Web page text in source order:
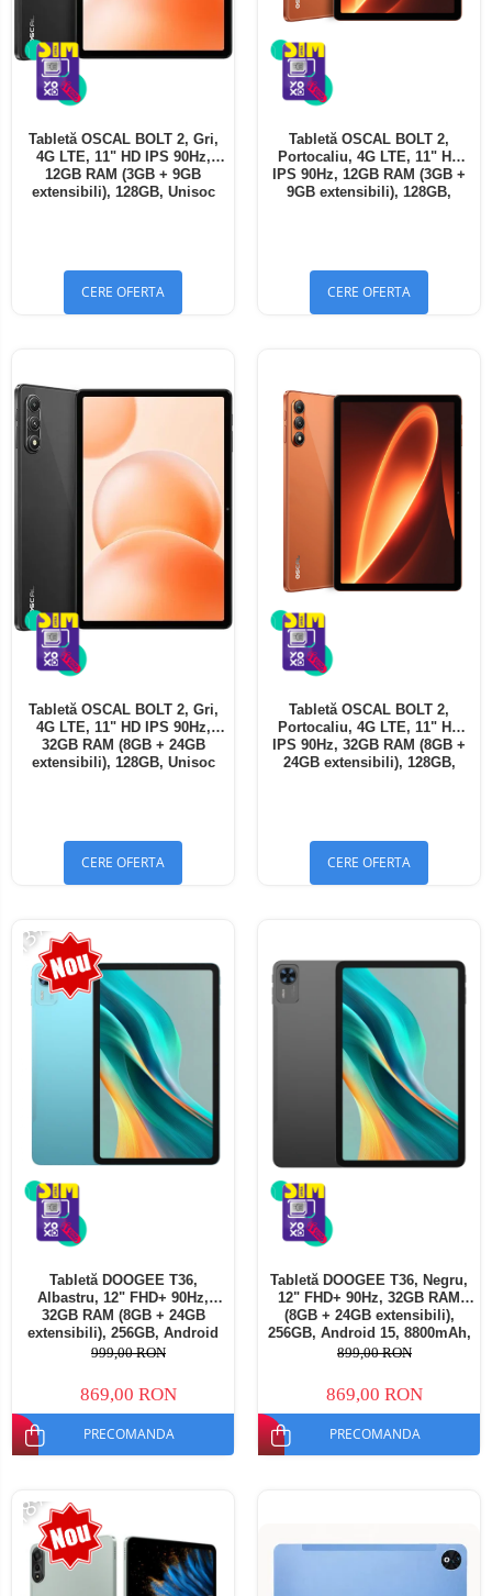
Tabletă OSCAL BOLT 2, Gri,
4G LTE, 11" HD IPS 90Hz,
12GB RAM (3GB + 9GB
extensibili), 128GB, Unisoc
CERE OFERTA
Tabletă OSCAL BOLT 2,
Portocaliu, 4G LTE, 11" HD
IPS 90Hz, 12GB RAM (3GB +
9GB extensibili), 128GB,
CERE OFERTA
Tabletă OSCAL BOLT 2, Gri,
4G LTE, 11" HD IPS 90Hz,
32GB RAM (8GB + 24GB
extensibili), 128GB, Unisoc
CERE OFERTA
Tabletă OSCAL BOLT 2,
Portocaliu, 4G LTE, 11" HD
IPS 90Hz, 32GB RAM (8GB +
24GB extensibili), 128GB,
CERE OFERTA
-13%
Tabletă DOOGEE T36,
Albastru, 12" FHD+ 90Hz,
32GB RAM (8GB + 24GB
extensibili), 256GB, Android
15, 8800mAh, Dual SIM
999,00 RON
869,00 RON
PRECOMANDA
Tabletă DOOGEE T36, Negru,
12" FHD+ 90Hz, 32GB RAM
(8GB + 24GB extensibili),
256GB, Android 15, 8800mAh,
Dual SIM
899,00 RON
869,00 RON
PRECOMANDA
-18%